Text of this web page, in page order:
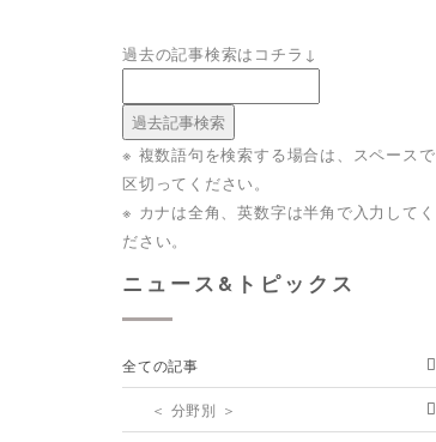
過去の記事検索はコチラ↓
※ 複数語句を検索する場合は、スペースで
区切ってください。
※ カナは全角、英数字は半角で入力してく
ださい。
ニュース&トピックス
全ての記事
＜ 分野別 ＞